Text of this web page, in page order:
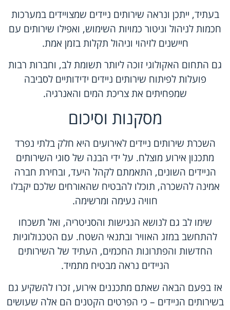
בעתיד, ייתכן ונראה שירותים ניידים שמצויידים במערכות
חכמות לניהול וניטור כמויות השימוש, ואפילו שירותים עם
חיישנים לזיהוי וניהול תקלות בזמן אמת.
גם התחום האקולוגי זוכה ליותר תשומת לב, וחברות רבות
פועלות לפיתוח שירותים ניידים ידידותיים לסביבה
שמפחיתים את צריכת המים והאנרגיה.
מסקנות וסיכום
השכרת שירותים ניידים לאירועים היא חלק בלתי נפרד
מתכנון אירוע מוצלח. על ידי הבנה של סוגי השירותים
הניידים השונים, התאמתם לקהל היעד, ובחירת חברה
אמינה להשכרה, תוכלו להבטיח שהאורחים שלכם יקבלו
חוויה נעימה ומרשימה.
שימו לב גם לנושא הנגישות והסניטריה, ואל תשכחו
להתחשב במזג האוויר ובתנאי השטח. עם הטכנולוגיות
החדשות והפתרונות החכמים, העתיד של השירותים
הניידים נראה מבטיח מתמיד.
אז בפעם הבאה שאתם מתכננים אירוע, זכרו להשקיע גם
בשירותים הניידים – כי הפרטים הקטנים הם אלה שעושים